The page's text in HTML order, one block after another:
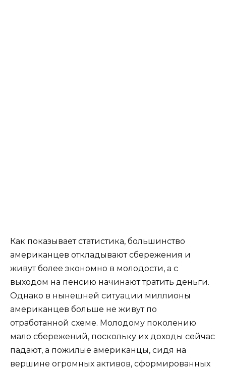
Как показывает статистика, большинство
американцев откладывают сбережения и
живут более экономно в молодости, а с
выходом на пенсию начинают тратить деньги.
Однако в нынешней ситуации миллионы
американцев больше не живут по
отработанной схеме. Молодому поколению
мало сбережений, поскольку их доходы сейчас
падают, а пожилые американцы, сидя на
вершине огромных активов, сформированных